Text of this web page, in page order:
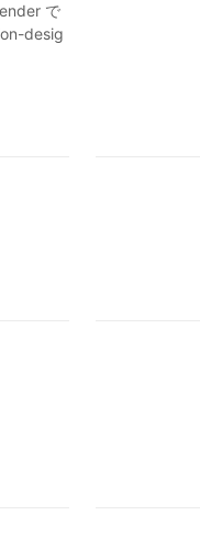
で
desig